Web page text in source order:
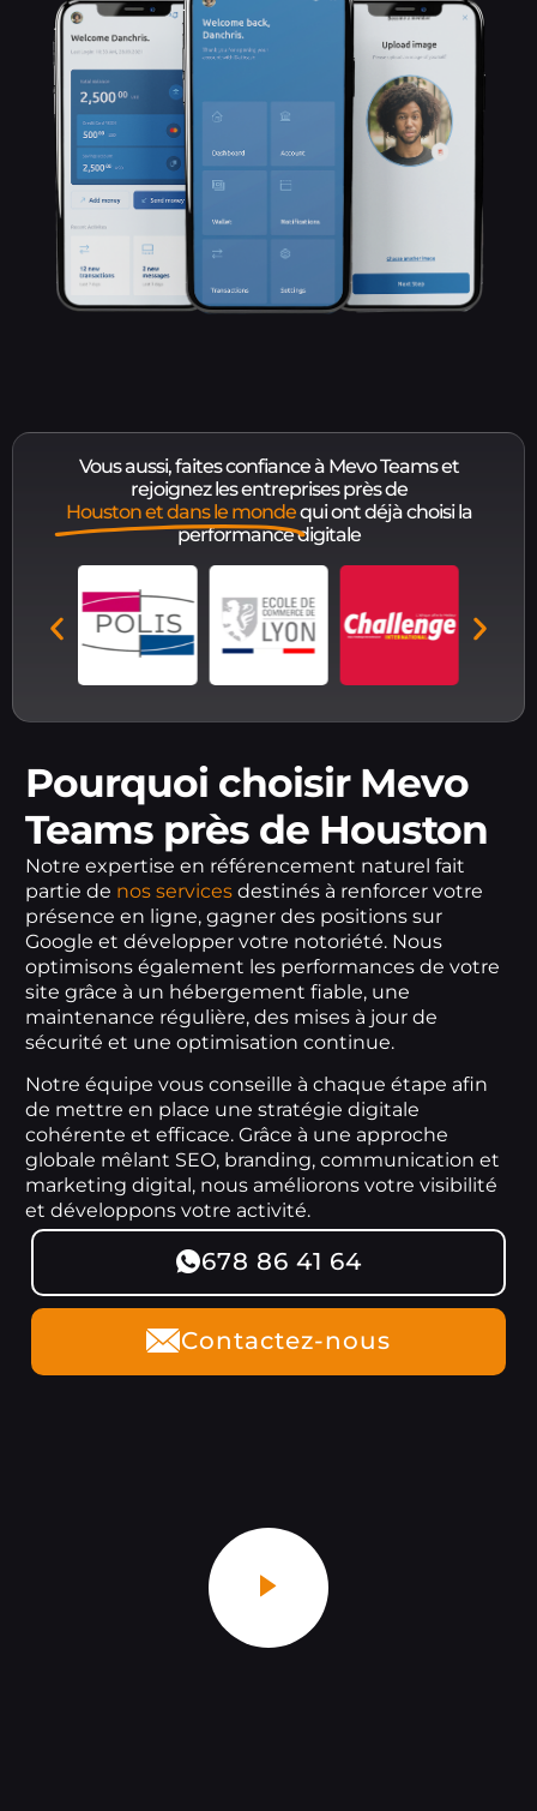
Vous aussi, faites confiance à Mevo Teams et
rejoignez les entreprises près de
Houston et dans le mondequi ont déjà choisi la
performance digitale
Pourquoi choisir Mevo
Teams près de Houston
Notre expertise en référencement naturel fait
partie de nos services destinés à renforcer votre
présence en ligne, gagner des positions sur
Google et développer votre notoriété. Nous
optimisons également les performances de votre
site grâce à un hébergement fiable, une
maintenance régulière, des mises à jour de
sécurité et une optimisation continue.
Notre équipe vous conseille à chaque étape afin
de mettre en place une stratégie digitale
cohérente et efficace. Grâce à une approche
globale mêlant SEO, branding, communication et
marketing digital, nous améliorons votre visibilité
et développons votre activité.
678 86 41 64
Contactez-nous